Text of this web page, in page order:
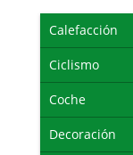
Calefacción
Ciclismo
Coche
Decoración